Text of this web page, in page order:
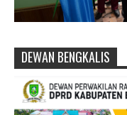
DEWAN BENGKALIS